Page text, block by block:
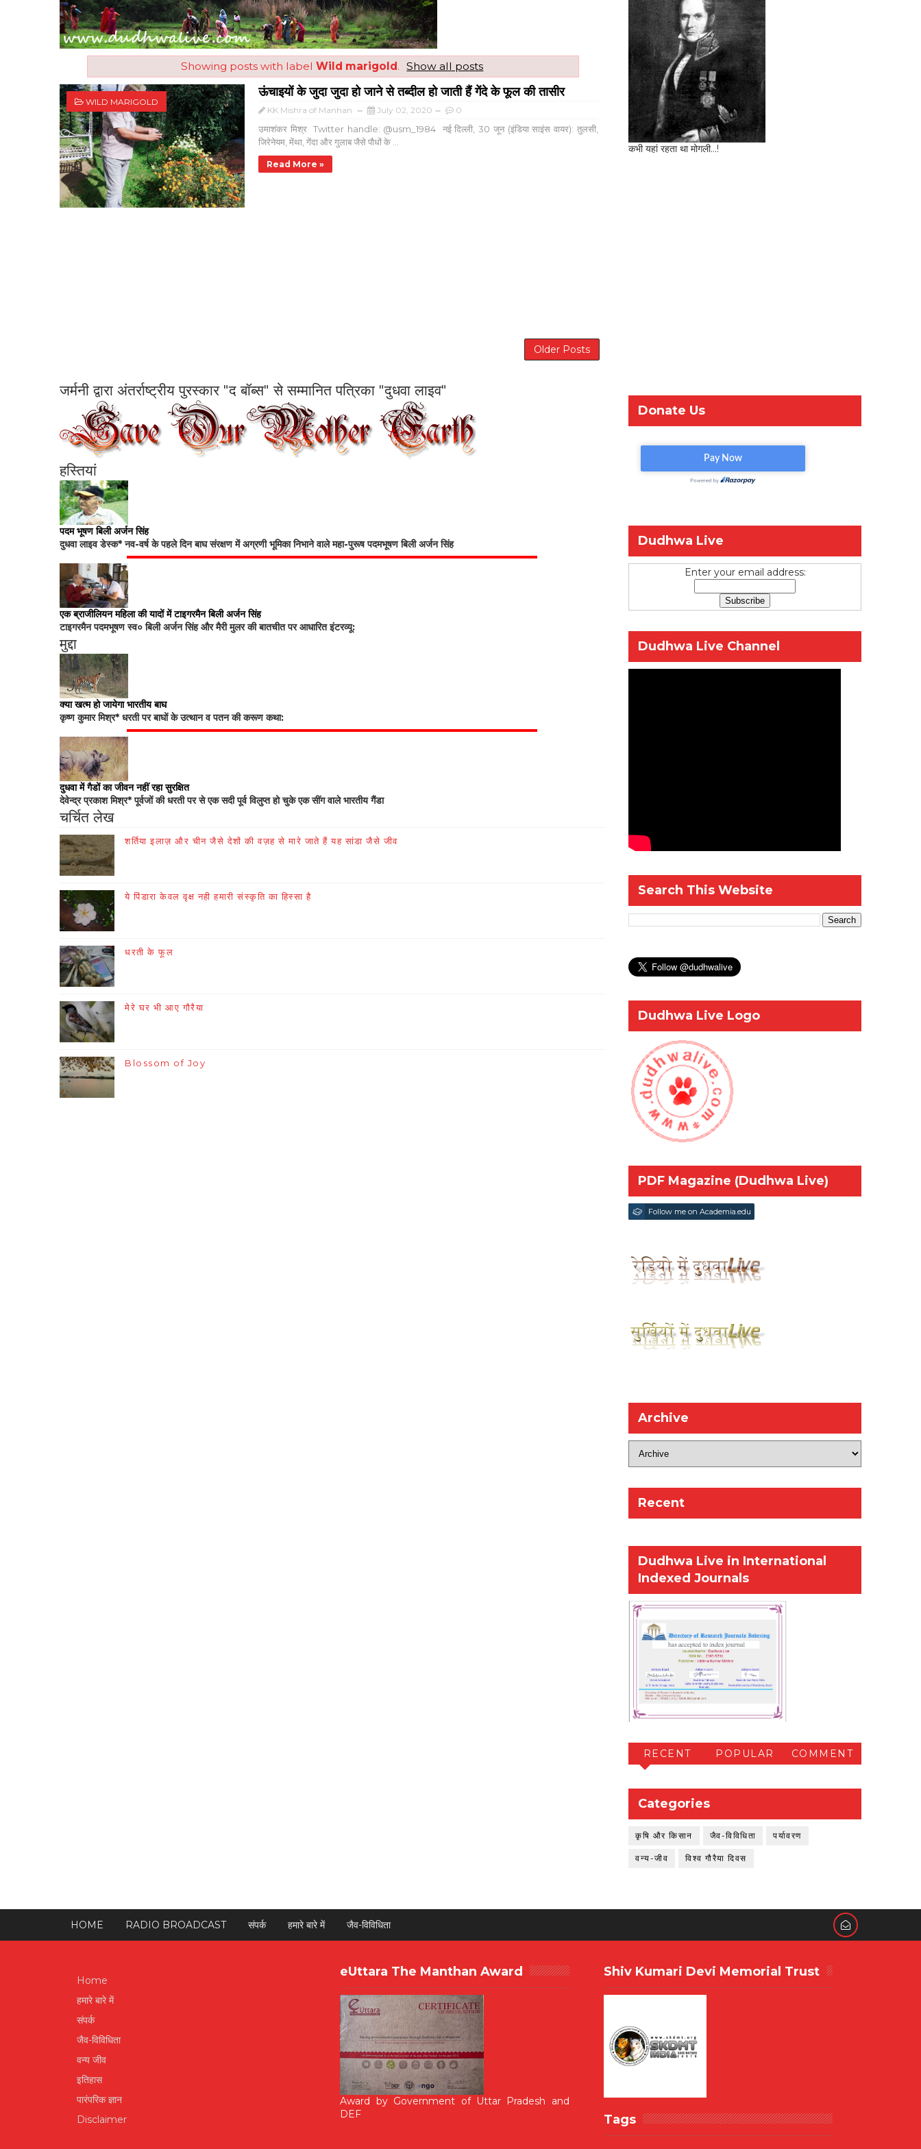
Showing posts with labelWild marigold. Show all posts
WILD MARIGOLD
ऊंचाइयों के जुदा जुदा हो जाने से तब्दील हो जाती हैं गेंदे के फूल की तासीर
KK Mishra of Manhan July 02, 2020 0
उमाशंकर मिश्र Twitter handle: @usm_1984 नई दिल्ली, 30 जून (इंडिया साइंस वायर): तुलसी,
जिरेनेयम, मेंथा, गेंदा और गुलाब जैसे पौधों के ...
Read More »
Older Posts
जर्मनी द्वारा अंतर्राष्ट्रीय पुरस्कार "द बॉब्स" से सम्मानित पत्रिका "दुधवा लाइव"
हस्तियां
पदम भूषण बिली अर्जन सिंह
दुधवा लाइव डेस्क* नव-वर्ष के पहले दिन बाघ संरक्षण में अग्रणी भूमिका निभाने वाले महा-पुरूष पदमभूषण बिली अर्जन सिंह
एक ब्राजीलियन महिला की यादों में टाइगरमैन बिली अर्जन सिंह
टाइगरमैन पदमभूषण स्व० बिली अर्जन सिंह और मैरी मुलर की बातचीत पर आधारित इंटरव्यू:
मुद्दा
क्या खत्म हो जायेगा भारतीय बाघ
कृष्ण कुमार मिश्र* धरती पर बाघों के उत्थान व पतन की करूण कथा:
दुधवा में गैडों का जीवन नहीं रहा सुरक्षित
देवेन्द्र प्रकाश मिश्र* पूर्वजों की धरती पर से एक सदी पूर्व विलुप्त हो चुके एक सींग वाले भारतीय गैंडा
चर्चित लेख
शर्तिया इलाज़ और चीन जैसे देशों की वज़ह से मारे जाते हैं यह सांडा जैसे जीव
ये पिंडारा केवल वृक्ष नही हमारी संस्कृति का हिस्सा है
धरती के फूल
मेरे घर भी आए गौरैया
Blossom of Joy
कभी यहां रहता था मोगली...!
Donate Us
Dudhwa Live
Enter your email address:
Dudhwa Live Channel
Search This Website
Dudhwa Live Logo
PDF Magazine (Dudhwa Live)
Follow me on Academia.edu
Archive
Recent
Dudhwa Live in International
Indexed Journals
RECENT POPULAR COMMENT
Categories
कृषि और किसान जैव-विविधिता पर्यावरण
वन्य-जीव विश्व गौरैया दिवस
HOME RADIO BROADCAST संपर्क हमारे बारे में जैव-विविधिता
Home
हमारे बारे में
संपर्क
जैव-विविधिता
वन्य जीव
इतिहास
पारंपरिक ज्ञान
Disclaimer
eUttara The Manthan Award
Award by Government of Uttar Pradesh and
DEF
Shiv Kumari Devi Memorial Trust
Tags